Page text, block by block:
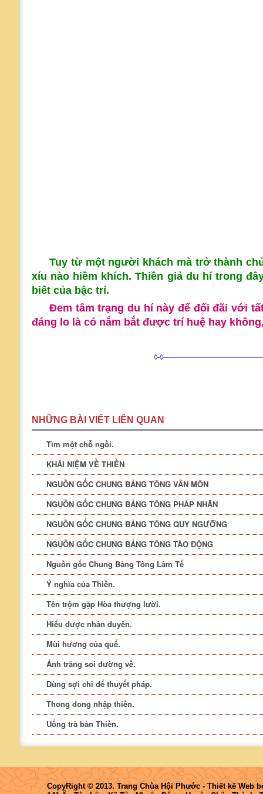
Tuy từ một người khách mà trở thành
xíu nào hiềm khích. Thiền giả du hí trong
biết của bậc trí.
Đem tâm trạng du hí này để đối đãi với
đáng lo là có nắm bắt được trí huệ hay
◊-
NHỮNG BÀI VIẾT LIÊN QUAN
Tìm một chỗ ngồi.
KHÁI NIỆM VỀ THIỀN
NGUỒN GỐC CHUNG BẢNG TÔNG VÂN MÔN
NGUỒN GỐC CHUNG BẢNG TÔNG PHÁP NHÃN
NGUỒN GỐC CHUNG BẢNG TÔNG QUY NGƯỠNG
NGUỒN GỐC CHUNG BẢNG TÔNG TÀO ĐỘNG
Nguồn gốc Chung Bảng Tông Lâm Tế
Ý nghĩa của Thiền.
Tên trộm gặp Hòa thượng lười.
Hiểu được nhân duyên.
Mùi hương của quế.
Ánh trăng soi đường về.
Dùng sợi chỉ để thuyết pháp.
Thong dong nhập thiền.
Uống trà bàn Thiền.
CopyRight © 2013. Trang Chùa Hội Phước - Thiết kế Web